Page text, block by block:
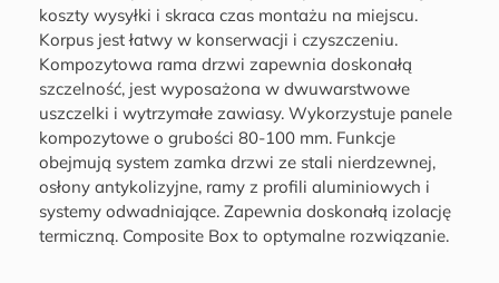
koszty wysyłki i skraca czas montażu na miejscu.
Korpus jest łatwy w konserwacji i czyszczeniu.
Kompozytowa rama drzwi zapewnia doskonałą
szczelność, jest wyposażona w dwuwarstwowe
uszczelki i wytrzymałe zawiasy. Wykorzystuje panele
kompozytowe o grubości 80-100 mm. Funkcje
obejmują system zamka drzwi ze stali nierdzewnej,
osłony antykolizyjne, ramy z profili aluminiowych i
systemy odwadniające. Zapewnia doskonałą izolację
termiczną. Composite Box to optymalne rozwiązanie.